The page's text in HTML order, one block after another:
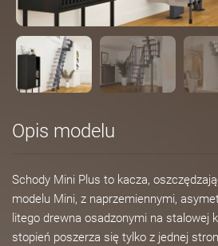
Opis modelu
Schody Mini Plus to kacza,
modelu Mini, z naprzemiennymi,
litego drewna osadzonymi na stalowej
stopień poszerza się tylko z jednej